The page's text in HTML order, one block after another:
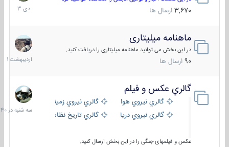
3,670 ارسال ها
1403
ماهنامه میلیتاری
در این بخش می توانید ماهنامه میلیتاری را دریافت کنید.
90 ارسال ها
30
1401
گالري عكس و فيلم
گالري نيروي هوايي
گالري نيروي زميني
گالري نيروي دريايي
گالري تاریخ نظامی
عکس و فیلمهای جنگی را در این بخش ارسال کنید.
سه
شنبه
در